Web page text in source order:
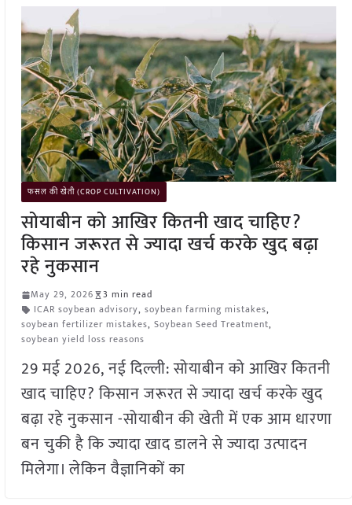
फसल की खेती (CROP CULTIVATION)
सोयाबीन को आखिर कितनी खाद चाहिए?
किसान जरूरत से ज्यादा खर्च करके खुद बढ़ा
रहे नुकसान
May 29, 2026
3 min read
ICAR soybean advisory, soybean farming mistakes,
soybean fertilizer mistakes, Soybean Seed Treatment,
soybean yield loss reasons
29 मई 2026, नई दिल्ली: सोयाबीन को आखिर कितनी
खाद चाहिए? किसान जरूरत से ज्यादा खर्च करके खुद
बढ़ा रहे नुकसान -सोयाबीन की खेती में एक आम धारणा
बन चुकी है कि ज्यादा खाद डालने से ज्यादा उत्पादन
मिलेगा। लेकिन वैज्ञानिकों का